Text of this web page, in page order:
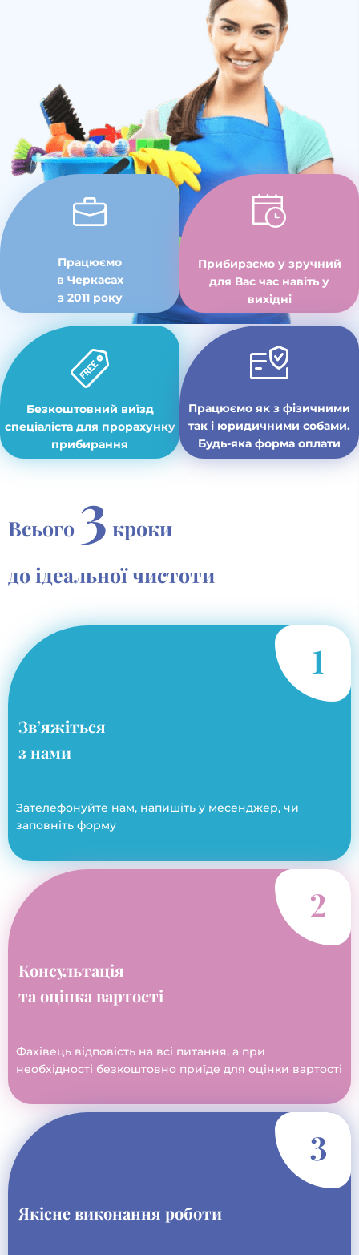
Працюємо
в Черкасах
з 2011 року
Прибираємо у зручний
для Вас час навіть у
вихідні
Безкоштовний виїзд
спеціаліста для прорахунку
прибирання
Працюємо як з фізичними
так і юридичними собами.
Будь-яка форма оплати
Всього 3 кроки
до ідеальної чистоти
Зв’яжіться
з нами
Зателефонуйте нам, напишіть у месенджер, чи
заповніть форму
Консультація
та оцінка вартості
Фахівець відповість на всі питання, а при
необхідності безкоштовно приїде для оцінки вартості
Якісне виконання роботи